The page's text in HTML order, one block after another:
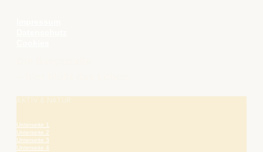
AKTIV & NATUR
Unterseite 1
Unterseite 2
Unterseite 3
Unterseite 4